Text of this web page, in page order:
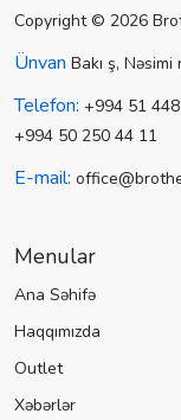
Copyright © 2026
Ünvan Bakı ş,
Telefon: +994 51
+994 50 250 44 11
E-mail:
Menular
Ana Səhifə
Haqqımızda
Outlet
Xəbərlər